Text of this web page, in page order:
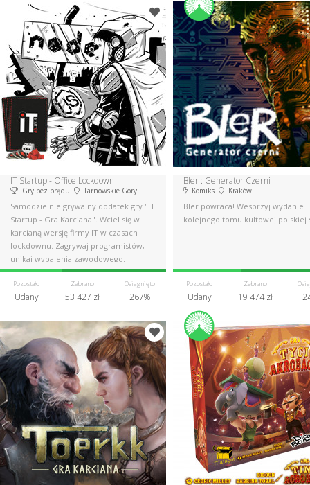
IT Startup - Office Lockdown
Gry bez prądu Tarnowskie Góry
Samodzielnie grywalny dodatek gry "IT
Startup - Gra Karciana". Wciel się w
karcianą wersję firmy IT w czasach
lockdownu. Zagrywaj programistów,
unikaj wypalenia zawodowego.
Pozostało
Udany
Zebrano
53 427 zł
Osiągnięto
267%
Bler : Generator Czerni
Komiks Kraków
Bler powraca! Wesprzyj wydanie
kolejnego tomu kultowej polskiej
Pozostało
Udany
Zebrano
19 474 zł